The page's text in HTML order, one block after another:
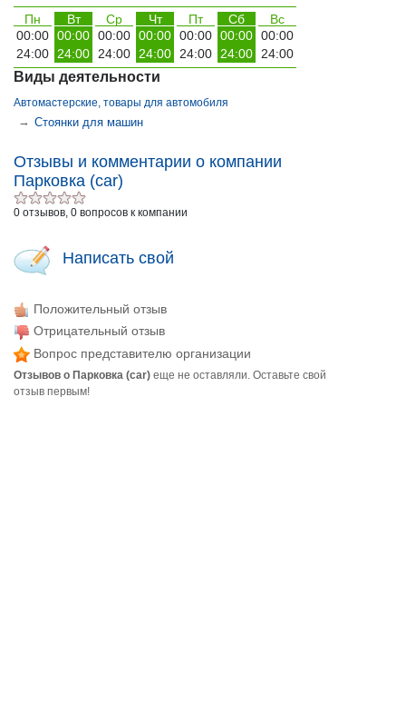
Пн Вт Ср Чт Пт Сб
Вс
00:00 00:00 00:00 00:00 00:00 00:00 00:00
24:00
24:00 24:00 24:00 24:00 24:00 24:00
Виды деятельности
Автомастерские, товары для автомобиля
→ Стоянки для машин
Отзывы и комментарии о компании
Парковка (car)
0 отзывов, 0 вопросов к компании
Написать свой
Положительный отзыв
Отрицательный отзыв
Вопрос представителю организации
Отзывов о Парковка (car) еще не оставляли. Оставьте свой
отзыв первым!